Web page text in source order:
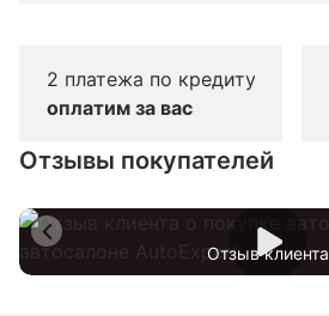
2 платежа по кредиту
оплатим за вас
Отзывы покупателей
Отзыв клиента